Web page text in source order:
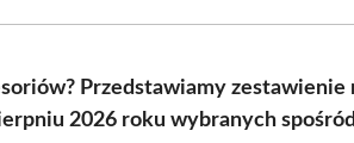
(Twitter)
Przedstawiamy zestawienie
2026 roku wybranych